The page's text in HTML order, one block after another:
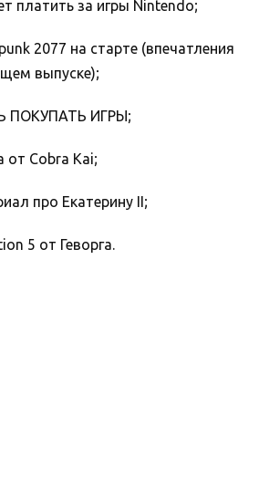
платить за игры Nintendo;
2077 на старте (впечатления
выпуске);
ПОКУПАТЬ ИГРЫ;
от Cobra Kai;
про Екатерину II;
5 от Геворга.